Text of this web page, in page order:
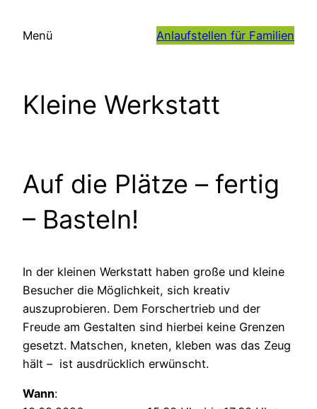
InhaltMenü Anlaufstellen für Familien
Kleine Werkstatt
Auf die Plätze – fertig
– Basteln!
In der kleinen Werkstatt haben große und kleine
Besucher die Möglichkeit, sich kreativ
auszuprobieren. Dem Forschertrieb und der
Freude am Gestalten sind hierbei keine Grenzen
gesetzt. Matschen, kneten, kleben was das Zeug
hält – ist ausdrücklich erwünscht.
Wann: